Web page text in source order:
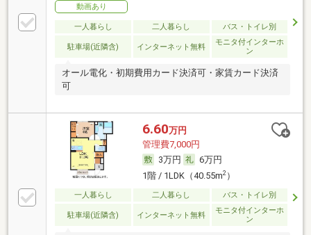
動画あり
一人暮らし 二人暮らし バス・トイレ別
駐車場(近隣含) インターネット無料
モニタ付インターホ
ン
オール電化・初期費用カード決済可・家賃カード決済
可
6.60万円
管理費7,000円
3万円
6万円
1階 / 1LDK（40.55m2）
一人暮らし 二人暮らし バス・トイレ別
駐車場(近隣含) インターネット無料
モニタ付インターホ
ン